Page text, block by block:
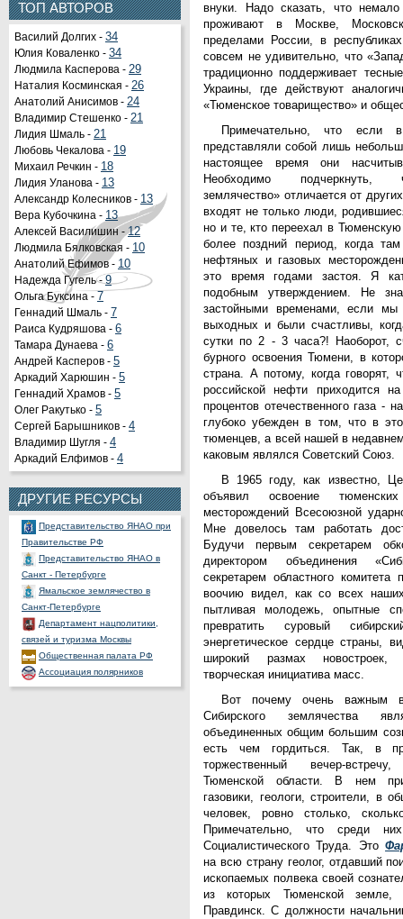
ТОП АВТОРОВ
Василий Долгих - 34
Юлия Коваленко - 34
Людмила Касперова - 29
Наталия Косминская - 26
Анатолий Анисимов - 24
Владимир Стешенко - 21
Лидия Шмаль - 21
Любовь Чекалова - 19
Михаил Речкин - 18
Лидия Уланова - 13
Александр Колесников - 13
Вера Кубочкина - 13
Алексей Василишин -12
Людмила Бялковская - 10
Анатолий Ефимов - 10
Надежда Гугель -9
Ольга Буксина - 7
Геннадий Шмаль - 7
Раиса Кудряшова - 6
Тамара Дунаева - 6
Андрей Касперов - 5
Аркадий Харюшин - 5
Геннадий Храмов - 5
Олег Ракутько - 5
Сергей Барышников - 4
Владимир Шугля - 4
Аркадий Елфимов - 4
ДРУГИЕ РЕСУРСЫ
Органы государственной
власти РФ
Портал государственных и
муниципальных услуг
Официальный портал
правовой информации
Представительство ХМАО -
Югры при Правительстве РФ
Представительство ЯНАО при
Правительстве РФ
Представительство ЯНАО в
Санкт - Петербурге
Ямальское землячество в
Санкт-Петербурге
Департамент нацполитики,
связей и туризма Москвы
Общественная палата РФ
Ассоциация полярников
СНП России
РОССНГС
внуки. Надо сказать, что
проживают в Москве,
пределами России, в
совсем не удивительно, что
традиционно поддерживает
Украины, где действуют
«Тюменское товарищество» и
Примечательно, что
представляли собой лишь
настоящее время они
Необходимо подчеркнуть,
землячество» отличается от
входят не только люди,
но и те, кто переехал в
более поздний период, когда
нефтяных и газовых
это время годами застоя. Я
подобным утверждением. Не
застойными временами, если мы
выходных и были счастливы,
сутки по 2 - 3 часа?! Наоборот,
бурного освоения Тюмени, в
страна. А потому, когда говорят,
российской нефти приходится
процентов отечественного газа -
глубоко убежден в том, что в
тюменцев, а всей нашей в
каковым являлся Советский Союз.
В 1965 году, как известно,
объявил освоение
месторождений Всесоюзной
Мне довелось там работать
Будучи первым секретарем
директором объединения
секретарем областного
воочию видел, как со всех
пытливая молодежь, опытные
превратить суровый
энергетическое сердце страны,
широкий размах новостроек,
творческая инициатива масс.
Вот почему очень важным
Сибирского землячества
объединенных общим большим
есть чем гордиться. Так, в
торжественный вечер-
Тюменской области. В нем
газовики, геологи, строители, в
человек, ровно столько,
Примечательно, что среди
Социалистического Труда. Это
на всю страну геолог, отдавший
ископаемых полвека своей
из которых Тюменской земле,
Правдинск. С должности